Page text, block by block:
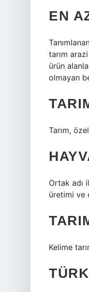
EN
tarım
ürün
olmayan
Tarım,
Ortak adı
üretimi ve
Kelime